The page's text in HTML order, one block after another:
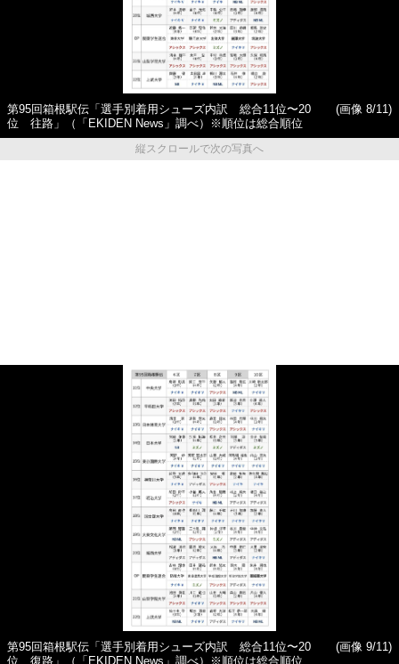
第95回箱根駅伝「選手別着用シューズ内訳 総合11位〜20
位 往路」（「EKIDEN News」調べ）※順位は総合順位
(画像 8/11)
縦スクロールで次の写真へ
第95回箱根駅伝「選手別着用シューズ内訳 総合11位〜20
位 復路」（「EKIDEN News」調べ）※順位は総合順位
(画像 9/11)